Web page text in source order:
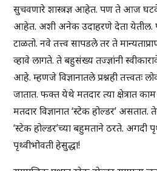
सुचवणारे शास्त्रज्ञ आहेत. पण ते आज
आहेत. अशी अनेक उदाहरणे देता येतील.
टाळतो. नवे तत्त्व सापडले तर ते
व्हावे लागते. ते बहुसंख्य तज्ज्ञांनी
आहे. म्हणजे विज्ञानातले प्रश्नही तत्त्वतः
जातात. फक्त येथे मतदार त्या क्षेत्रात
मतदार विज्ञानात ‘स्टेक होल्डर’ असतात.
‘स्टेक होल्डर’च्या बहुमताने ठरते. अगदी
पृथ्वीभोवती हेसुद्धा!